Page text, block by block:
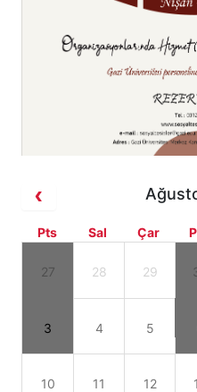
Pts Sal Çar
27 28 29
3 4 5
10 11 12